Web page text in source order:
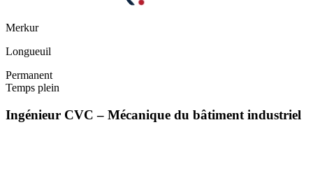
Merkur
Longueuil
Permanent
Temps plein
Ingénieur CVC – Mécanique du bâtiment industriel